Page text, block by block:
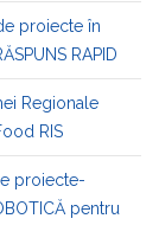
proiecte în
RAPID
Regionale
RIS
proiecte-
pentru